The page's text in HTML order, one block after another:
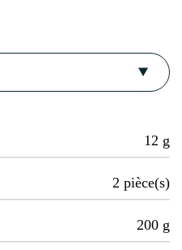
12 g
2 pièce(s)
200 g